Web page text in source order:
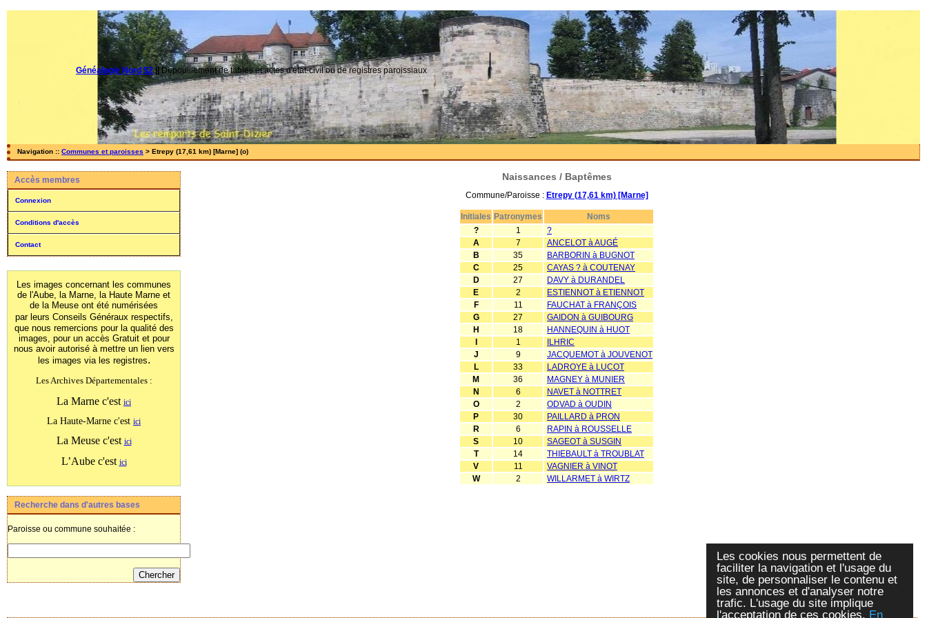
Les cookies nous permettent de
faciliter la navigation et l'usage du
site, de personnaliser le contenu et
les annonces et d'analyser notre
trafic. L'usage du site implique
l'acceptation de ces cookies. En
Généalogie Nord 52|| Dépouillement de tables et actes d'état-civil ou de registres paroissiaux
Navigation :: Communes et paroisses > Etrepy (17,61 km) [Marne] (o)
Accès membres
Connexion
Conditions d'accès
Contact
Les images concernant les communes
de l'Aube, la Marne, la Haute Marne et
de la Meuse ont été numérisées
par leurs Conseils Généraux respectifs,
que nous remercions pour la qualité des
images, pour un accès Gratuit et pour
nous avoir autorisé à mettre un lien vers
les images via les registres.
Les Archives Départementales :
La Marne c'est ici
La Haute-Marne c'est ici
La Meuse c'est ici
L’Aube c'est ici
Recherche dans d'autres bases
Paroisse ou commune souhaitée :
Naissances / Baptêmes
Commune/Paroisse : Etrepy (17,61 km) [Marne]
Initiales Patronymes
Noms
?
1
?
A
7
ANCELOT à AUGÉ
B
35
BARBORIN à BUGNOT
C
25
CAYAS ? à COUTENAY
D
27
DAVY à DURANDEL
E
2
ESTIENNOT à ETIENNOT
F
11
FAUCHAT à FRANÇOIS
G
27
GAIDON à GUIBOURG
H
18
HANNEQUIN à HUOT
1
ILHRIC
J
9
JACQUEMOT à JOUVENOT
L
33
LADROYE à LUCOT
M
36
MAGNEY à MUNIER
N
6
NAVET à NOTTRET
O
2
ODVAD à OUDIN
P
30
PAILLARD à PRON
R
6
RAPIN à ROUSSELLE
S
10
SAGEOT à SUSGIN
T
14
THIEBAULT à TROUBLAT
V
11
VAGNIER à VINOT
W
2 WILLARMET à WIRTZ